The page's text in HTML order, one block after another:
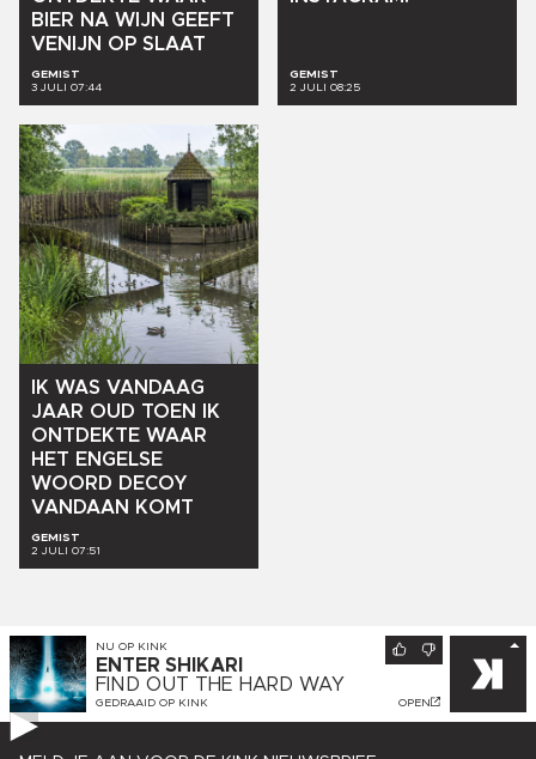
BIER NA WIJN GEEFT
VENIJN OP SLAAT
GEMIST
3 JULI 07:44
GEMIST
2 JULI 08:25
IK WAS VANDAAG
JAAR OUD TOEN
IK
ONTDEKTE WAAR
HET ENGELSE
WOORD DECOY
VANDAAN
KOMT
GEMIST
2 JULI 07:51
NU OP KINK
ENTER SHIKARI
FIND OUT THE HARD WAY
GEDRAAID OP KINK OPEN